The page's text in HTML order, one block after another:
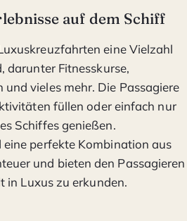
auf dem Schiff
eine Vielzahl
darunter Fitnesskurse,
vieles mehr. Die Passagiere
füllen oder einfach nur
Schiffes genießen.
perfekte Kombination aus
und bieten den Passagieren
in Luxus zu erkunden.